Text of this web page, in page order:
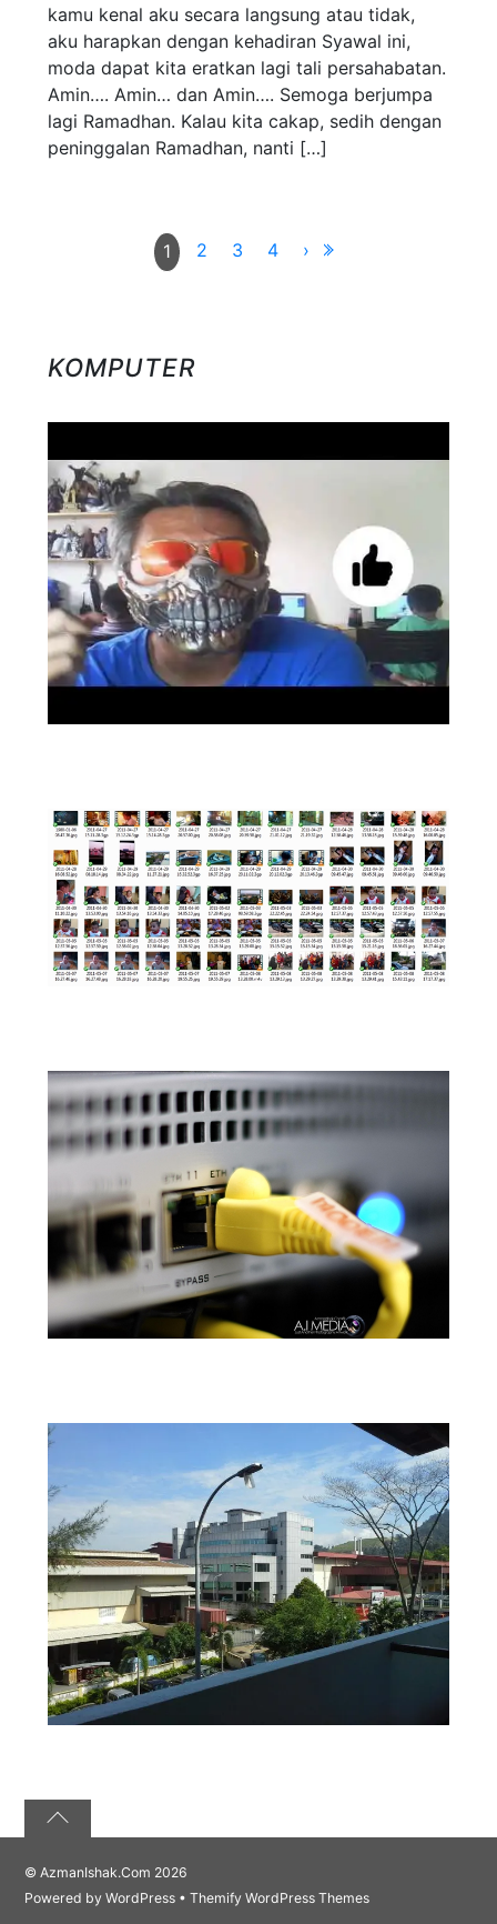
kamu kenal aku secara langsung atau tidak,
aku harapkan dengan kehadiran Syawal ini,
moda dapat kita eratkan lagi tali persahabatan.
Amin…. Amin… dan Amin…. Semoga berjumpa
lagi Ramadhan. Kalau kita cakap, sedih dengan
peninggalan Ramadhan, nanti […]
1 2 3 4 ›
KOMPUTER
©AzmanIshak.Com 2026
Powered byWordPress •Themify WordPress Themes